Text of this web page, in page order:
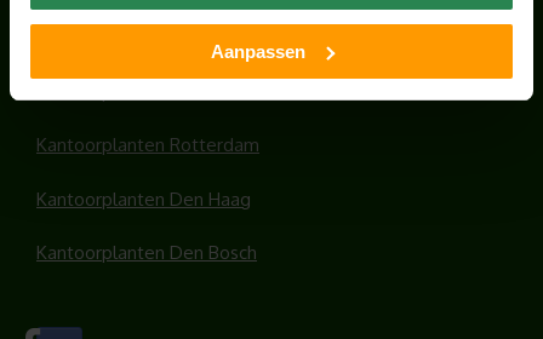
Aanpassen
Kantoorplanten Rotterdam
Kantoorplanten Den Haag
Kantoorplanten Den Bosch